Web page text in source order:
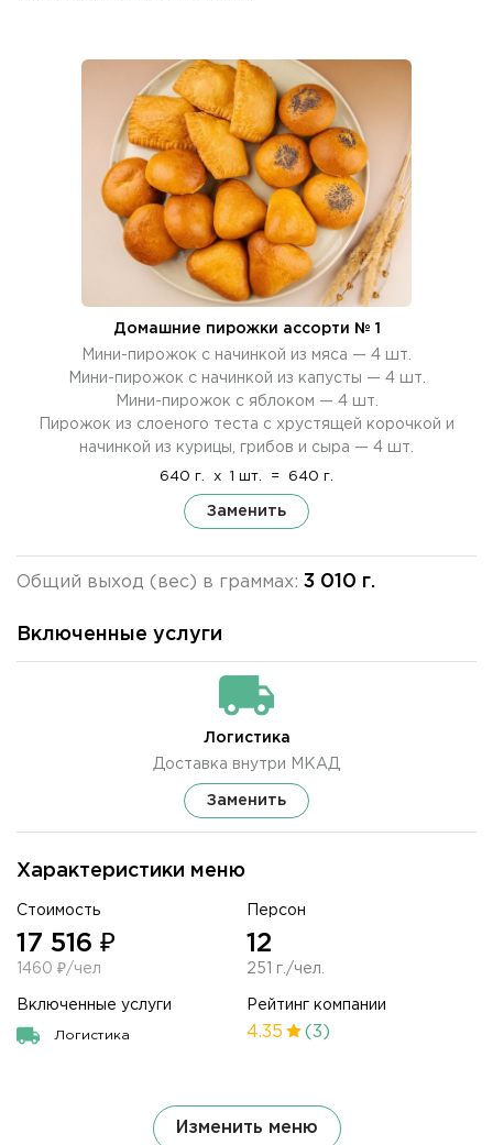
Характеристики меню
Стоимость
17 516 ₽
1460 ₽/чел
Персон
12
251 г./чел.
Включенные услуги
Логистика
Рейтинг компании
4.35 (3)
Домашние пирожки ассорти № 1
Мини-пирожок с начинкой из мяса — 4 шт.
Мини-пирожок с начинкой из капусты — 4 шт.
Мини-пирожок с яблоком — 4 шт.
Пирожок из слоеного теста с хрустящей корочкой и
начинкой из курицы, грибов и сыра — 4 шт.
640 г. x 1 шт. = 640 г.
Заменить
Общий выход (вес) в граммах: 3 010 г.
Изменить меню
Включенные услуги
Логистика
Доставка внутри МКАД
Заменить